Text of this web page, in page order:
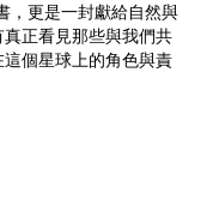
，更是一封獻給自然與
正看見那些與我們共
個星球上的角色與責